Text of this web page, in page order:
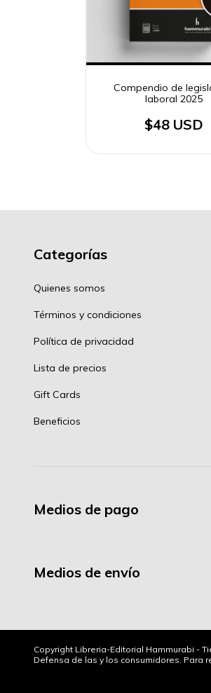
Compendio de
laboral 2025
$48 USD
Categorías
Quienes somos
Términos y condiciones
Política de privacidad
Lista de precios
Gift Cards
Beneficios
Medios de pago
Medios de envío
Copyright Libreria-Editorial Hammurabi -
Defensa de las y los consumidores. Para